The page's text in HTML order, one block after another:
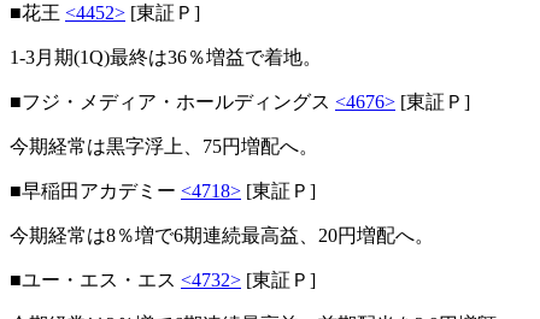
■花王 <4452> [東証Ｐ]
1-3月期(1Q)最終は36％増益で着地。
■フジ・メディア・ホールディングス <4676> [東証Ｐ]
今期経常は黒字浮上、75円増配へ。
■早稲田アカデミー <4718> [東証Ｐ]
今期経常は8％増で6期連続最高益、20円増配へ。
■ユー・エス・エス <4732> [東証Ｐ]